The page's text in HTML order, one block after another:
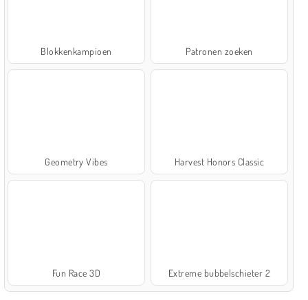
Blokkenkampioen Patronen zoeken
Geometry Vibes Harvest Honors Classic
Fun Race 3D Extreme bubbelschieter 2